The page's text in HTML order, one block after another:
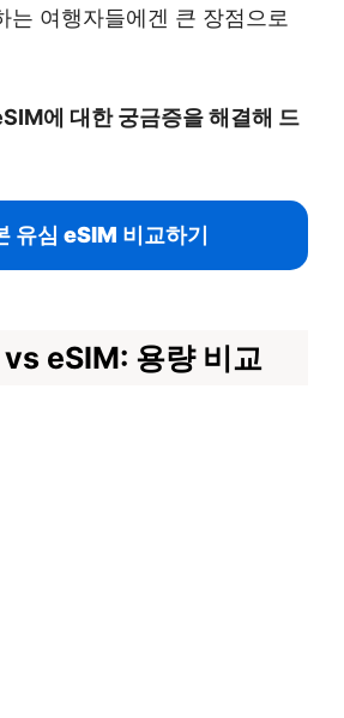
는 여행자들에겐 큰 장점으로
에 대한 궁금증을 해결해 드
유심 eSIM 비교하기
vs eSIM: 용량 비교